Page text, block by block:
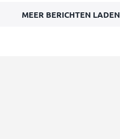
MEER BERICHTEN LADEN